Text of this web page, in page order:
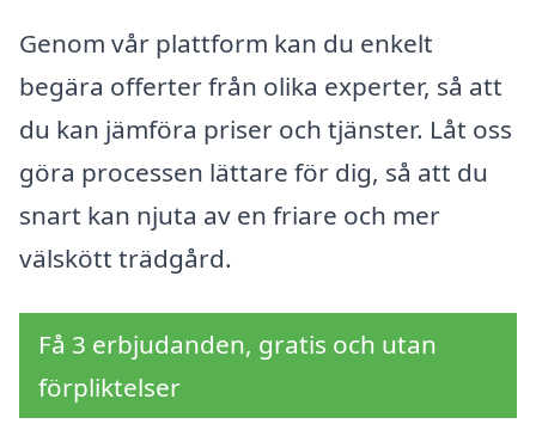
Genom vår plattform kan du enkelt
begära offerter från olika experter, så att
du kan jämföra priser och tjänster. Låt oss
göra processen lättare för dig, så att du
snart kan njuta av en friare och mer
välskött trädgård.
Få 3 erbjudanden, gratis och utan
förpliktelser